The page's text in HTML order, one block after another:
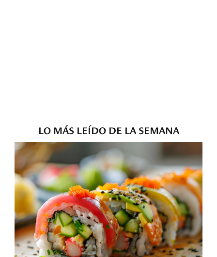
LO MÁS LEÍDO DE LA SEMANA